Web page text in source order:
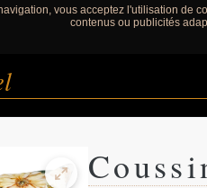
vous acceptez l'utilisation de
contenus ou publicités